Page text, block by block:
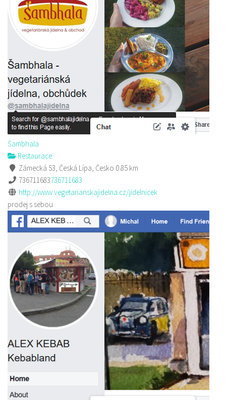
Šambhala
Restaurace
Zámecká 53, Česká Lípa, Česko 0.85 km
736711683736711683
http://www.vegetarianskajidelna.cz/jidelnicek
prodej s sebou